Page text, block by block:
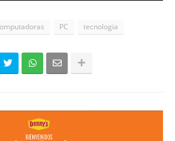
PC tecnologia